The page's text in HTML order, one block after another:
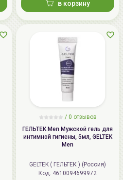
в корзину
/ 0 отзывов
ГЕЛЬТЕК Men Мужской гель для
интимной гигиены, 5мл, GELTEK
Men
GELTEK ( ГЕЛЬТЕК ) (Россия)
Код: 4610094699972